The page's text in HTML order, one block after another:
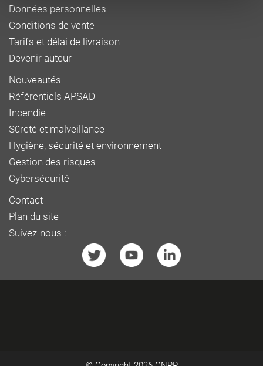
Données personnelles
Conditions de vente
Tarifs et délai de livraison
Devenir auteur
Nouveautés
Référentiels APSAD
Incendie
Sûreté et malveillance
Hygiène, sécurité et environnement
Gestion des risques
Cybersécurité
Contact
Plan du site
Suivez-nous :